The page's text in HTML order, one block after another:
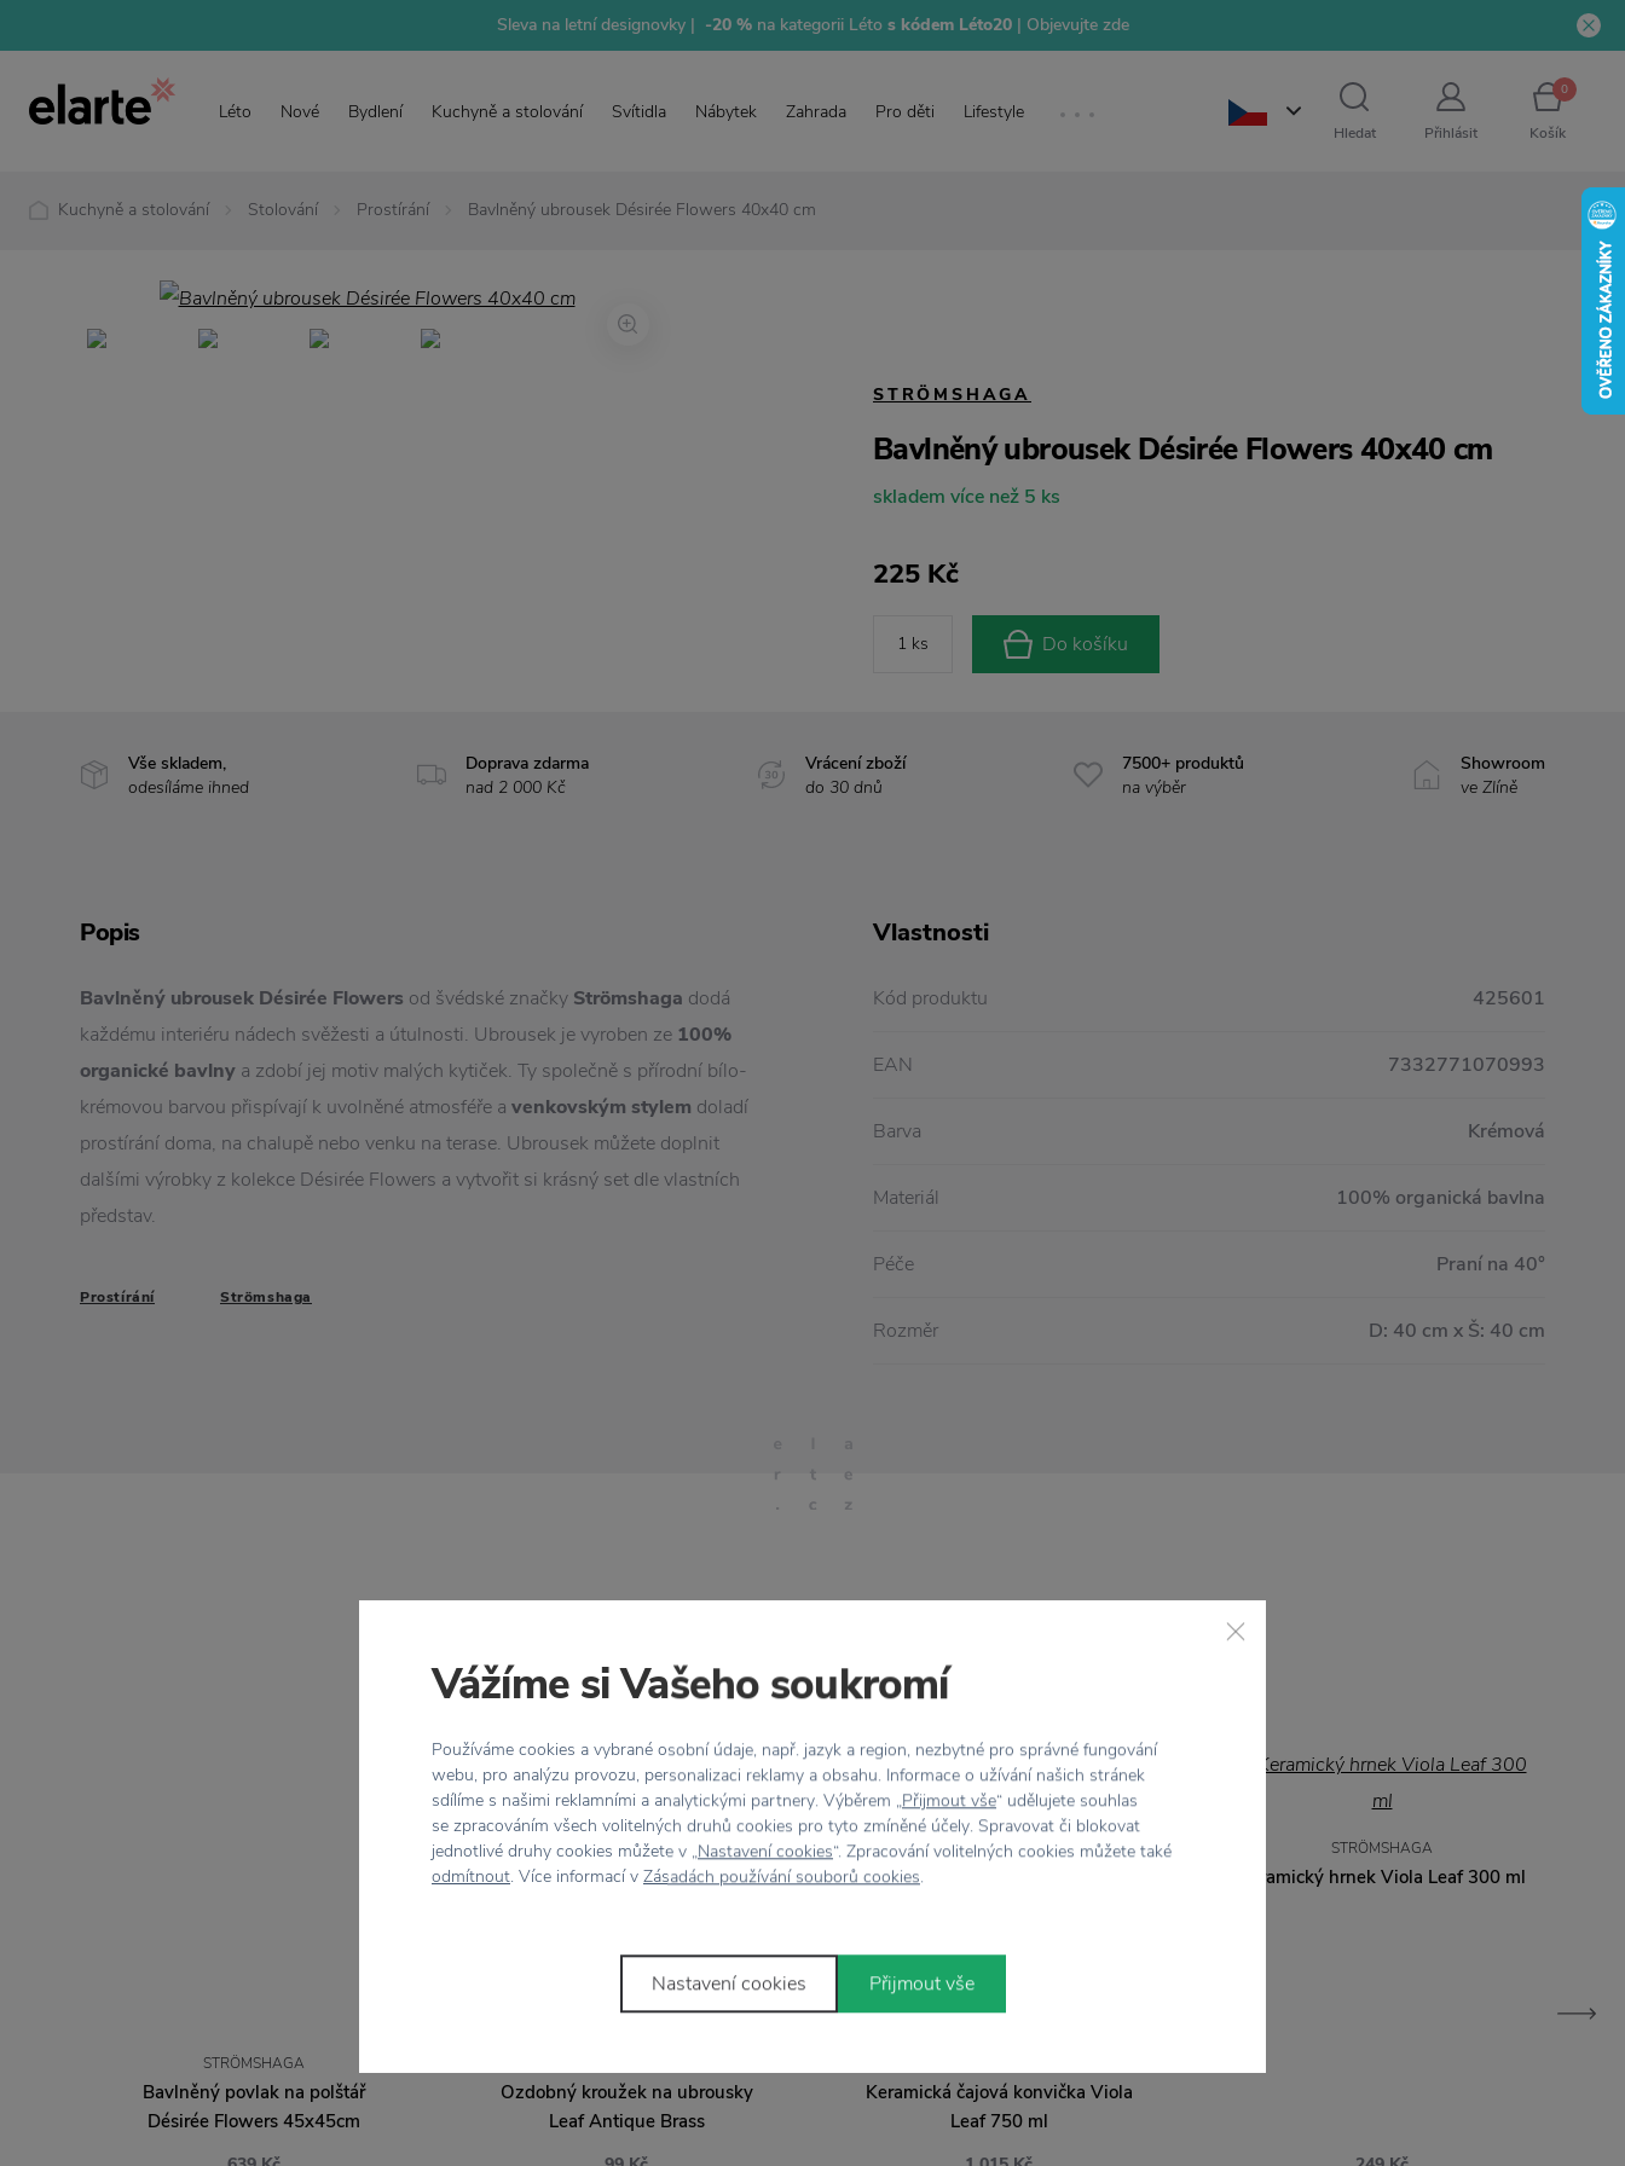
Sleva na letní designovky | -20 %na kategorii Létos kódem Léto20 | Objevujte zde
Léto Nové Bydlení Kuchyně a stolování Svítidla Nábytek Zahrada Pro děti Lifestyle
Hledat Přihlásit
0
Košík
Kuchyně a stolování Stolování Prostírání Bavlněný ubrousek Désirée Flowers 40x40 cm
STRÖMSHAGA
Bavlněný ubrousek Désirée Flowers 40x40 cm
skladem více než 5 ks
225 Kč
Do košíku
Vše skladem,
odesíláme ihned
Doprava zdarma
nad 2 000 Kč
Vrácení zboží
do 30 dnů
7500+ produktů
na výběr
Showroom
ve Zlíně
Popis
Bavlněný ubrousek Désirée Flowers od švédské značky Strömshaga dodá
každému interiéru nádech svěžesti a útulnosti. Ubrousek je vyroben ze 100%
organické bavlny a zdobí jej motiv malých kytiček. Ty společně s přírodní bílo-
krémovou barvou přispívají k uvolněné atmosféře a venkovským stylem doladí
prostírání doma, na chalupě nebo venku na terase. Ubrousek můžete doplnit
dalšími výrobky z kolekce Désirée Flowers a vytvořit si krásný set dle vlastních
představ.
Prostírání Strömshaga
Vlastnosti
Kód produktu 425601
EAN 7332771070993
Barva Krémová
Materiál 100% organická bavlna
Péče Praní na 40°
Rozměr D: 40 cm x Š: 40 cm
STRÖMSHAGA
Bavlněný povlak na polštář
Désirée Flowers 45x45cm
Ozdobný kroužek na ubrousky
Leaf Antique Brass
Keramická čajová konvička Viola
Leaf 750 ml
STRÖMSHAGA
Keramický hrnek Viola Leaf 300 ml
Vážíme si Vašeho soukromí
Používáme cookies a vybrané osobní údaje, např. jazyk a region, nezbytné pro správné fungování
webu, pro analýzu provozu, personalizaci reklamy a obsahu. Informace o užívání našich stránek
sdílíme s našimi reklamními a analytickými partnery. Výběrem „Přijmout vše“ udělujete souhlas
se zpracováním všech volitelných druhů cookies pro tyto zmíněné účely. Spravovat či blokovat
jednotlivé druhy cookies můžete v „Nastavení cookies“. Zpracování volitelných cookies můžete také
odmítnout. Více informací v Zásadách používání souborů cookies.
Nastavení cookies Přijmout vše